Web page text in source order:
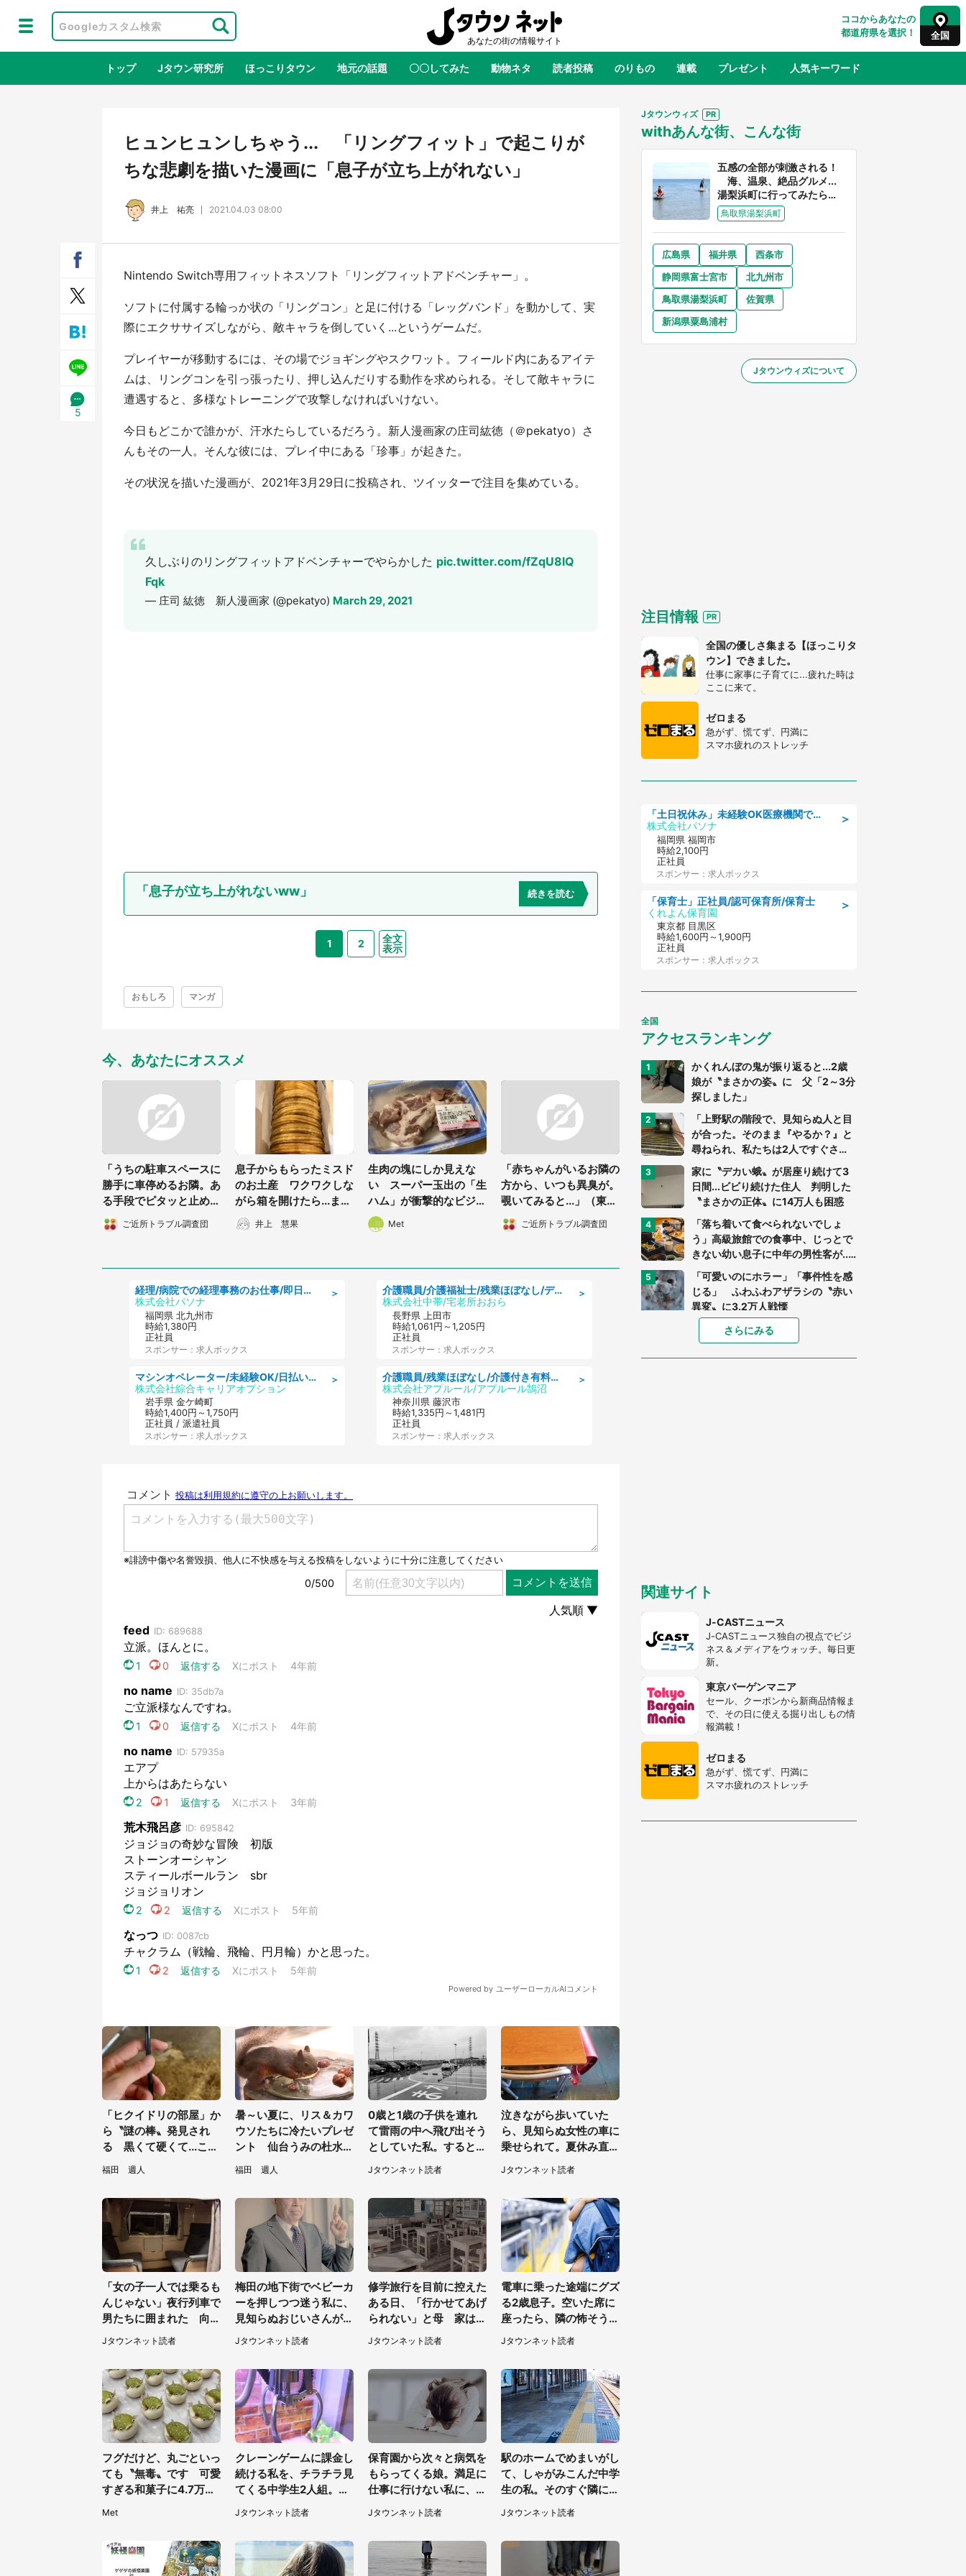
ココからあなたの
都道府県を選択！
全国
全国 全国
東北 青森 岩手 宮城 山形 福島
関東 茨城 千葉 東京 神奈川
奈良 和歌山
中国 鳥取 島根 山口
四国 徳島 香川 愛媛
九州 大分 宮崎
トップ Jタウン研究所 ほっこりタウン 地元の話題 〇〇してみた 動物ネタ 読者投稿 のりもの 連載 プレゼント 人気キーワード
地域×二次元 絶景 あの時はありがとう 物語がはじまる町へ ふるさと納税
3度目コラボ 作品の世界観通じて
日限定】
だった鬼太郎グッズ買える 銀座・博
服！？ 県公式プロモ動画で「聖地」
『薬屋のひとりごと』の〝舞〟の世界
に入り込む 六本木ヒルズ展望台でコ
ラボ、本邦初公開の「猫猫像」も【8
／1～10／26】
ヒュンヒュンしちゃう... 「リングフィット」で起こりが
ちな悲劇を描いた漫画に「息子が立ち上がれない」
井上 祐亮 2021.04.03 08:00
5
Nintendo Switch専用フィットネスソフト「リングフィットアドベンチャー」。
ソフトに付属する輪っか状の「リングコン」と足に付ける「レッグバンド」を動かして、実
際にエクササイズしながら、敵キャラを倒していく...というゲームだ。
プレイヤーが移動するには、その場でジョギングやスクワット。フィールド内にあるアイテ
ムは、リングコンを引っ張ったり、押し込んだりする動作を求められる。そして敵キャラに
遭遇すると、多様なトレーニングで攻撃しなければいけない。
今日もどこかで誰かが、汗水たらしているだろう。新人漫画家の庄司紘徳（＠pekatyo）さ
んもその一人。そんな彼には、プレイ中にある「珍事」が起きた。
その状況を描いた漫画が、2021年3月29日に投稿され、ツイッターで注目を集めている。
久しぶりのリングフィットアドベンチャーでやらかした pic.twitter.com/fZqU8lQ
Fqk
— 庄司 紘徳 新人漫画家 (@pekatyo) March 29, 2021
「息子が立ち上がれないww」 続きを読む
1 2
全文
表示
おもしろ マンガ
今、あなたにオススメ
「うちの駐車スペースに
勝手に車停めるお隣。あ
る手段でピタッと止めさ
せた」（神奈川県・30
代女性）
ご近所トラブル調査団
息子からもらったミスド
のお土産 ワクワクしな
がら箱を開けたら...まさ
かの光景に驚き
井上 慧果
生肉の塊にしか見えな
い スーパー玉出の「生
ハム」が衝撃的なビジュ
アルだった
Met
「赤ちゃんがいるお隣の
方から、いつも異臭が。
覗いてみると...」（東京
都・40代女性）
ご近所トラブル調査団
＞
経理/病院での経理事務のお仕事/即日勤務可/車通勤可/経理/一般事務
株式会社パソナ
福岡県 北九州市
時給1,380円
正社員
スポンサー：求人ボックス
＞
マシンオペレーター/未経験OK/日払いOK/寮完備/交替制/20・30・40代活躍中
株式会社綜合キャリアオプション
岩手県 金ケ崎町
時給1,400円～1,750円
正社員 / 派遣社員
スポンサー：求人ボックス
＞
介護職員/介護福祉士/残業ほぼなし/デイサービスの介護士/日勤のみ
株式会社中帯/宅老所おおら
長野県 上田市
時給1,061円～1,205円
正社員
スポンサー：求人ボックス
＞
介護職員/残業ほぼなし/介護付き有料老人ホームの介護士/夜勤専従
株式会社アプルール/アプルール鵠沼
神奈川県 藤沢市
時給1,335円～1,481円
正社員
スポンサー：求人ボックス
「ヒクイドリの部屋」か
ら〝謎の棒〟発見され
る 黒くて硬くて...これ
は何？動物園に聞く
福田 週人
暑～い夏に、リス＆カワ
ウソたちに冷たいプレゼ
ント 仙台うみの杜水族
館の企画がやさしい【7
／31～8／23】
福田 週人
0歳と1歳の子供を連れ
て雷雨の中へ飛び出そう
としていた私。すると突
然、後ろから...（福岡
県・30代女性）
Jタウンネット読者
泣きながら歩いていた
ら、見知らぬ女性の車に
乗せられて。夏休み直
前、小学校低学年の私に
起きたこと（広島県・3
Jタウンネット読者
「女の子一人では乗るも
んじゃない」夜行列車で
男たちに囲まれた 向か
いの席に何かが投げられ
て（秋田県・60代女
性）
Jタウンネット読者
梅田の地下街でベビーカ
ーを押しつつ迷う私に、
見知らぬおじいさんがわ
ざわざ声をかけてきて
（兵庫県・30代女性）
Jタウンネット読者
修学旅行を目前に控えた
ある日、「行かせてあげ
られない」と母 家は貧
しく、私は納得したけれ
ど...（北海道・70代以
上女性）
Jタウンネット読者
電車に乗った途端にグズ
る2歳息子。空いた席に
座ったら、隣の怖そうな
男性客が息子の帽子に手
を伸ばし（千葉県・40
代女性）
Jタウンネット読者
フグだけど、丸ごといっ
ても〝無毒〟です 可愛
すぎる和菓子に4.7万人
Met
クレーンゲームに課金し
続ける私を、チラチラ見
てくる中学生2人組。諦
めてその台から退くと、
後ろから声が（東京都・
Jタウンネット読者
保育園から次々と病気を
もらってくる娘。満足に
仕事に行けない私に、会
社の社長が...（宮城県・
30代女性）
Jタウンネット読者
駅のホームでめまいがし
て、しゃがみこんだ中学
生の私。そのすぐ隣にス
ーツの男性が座ってきて
（千葉県・20代女性）
Jタウンネット読者
Jタウンウィズ
withあんな街、こんな街
五感の全部が刺激される！
海、温泉、絶品グルメ...
湯梨浜町に行ってみたら、
魅力に溢れすぎてた件
鳥取県湯梨浜町
広島県 福井県
西条市
静岡県富士宮市
北九州市
鳥取県湯梨浜町
佐賀県
新潟県粟島浦村
Jタウンウィズについて
注目情報
全国の優しさ集まる【ほっこりタ
ウン】できました。
仕事に家事に子育てに...疲れた時は
ここに来て。
ゼロまる
急がず、慌てず、円満に
スマホ疲れのストレッチ
＞
「土日祝休み」未経験OK医療機関での治験コーディネーターのお仕事
株式会社パソナ
福岡県 福岡市
時給2,100円
正社員
スポンサー：求人ボックス
＞
「保育士」正社員/認可保育所/保育士
くれよん保育園
東京都 目黒区
時給1,600円～1,900円
正社員
スポンサー：求人ボックス
全国
アクセスランキング
かくれんぼの鬼が振り返ると...2歳
娘が〝まさかの姿〟に 父「2～3分
探しました」
「上野駅の階段で、見知らぬ人と目
が合った。そのまま『やるか？』と
尋ねられ、私たちは2人ですぐさ
ま...」（茨城県・70代男性）
家に〝デカい蛾〟が居座り続けて3
日間...ビビり続けた住人 判明した
〝まさかの正体〟に14万人も困惑
「落ち着いて食べられないでしょ
う」高級旅館での食事中、じっとで
きない幼い息子に中年の男性客が...
（東京都・40代男性）
「可愛いのにホラー」「事件性を感
じる」 ふわふわアザラシの〝赤い
異変〟に3.2万人戦慄
「孫にあげると思って、あなたにこ
れをあげる」 真夏の山道で見知ら
ぬお婆さんに握らされたもの（山口
さらにみる
関連サイト
J-CASTニュース
J-CASTニュース独自の視点でビジ
ネス＆メディアをウォッチ。毎日更
新。
東京バーゲンマニア
セール、クーポンから新商品情報ま
で、その日に使える掘り出しもの情
報満載！
ゼロまる
急がず、慌てず、円満に
スマホ疲れのストレッチ